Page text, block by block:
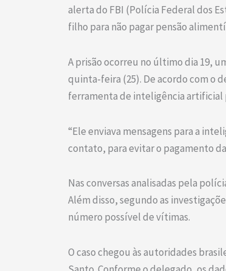
alerta do FBI (Polícia Federal dos
filho para não pagar pensão
A prisão ocorreu no último dia 19,
quinta-feira (25). De acordo com o
ferramenta de inteligência artificial
“Ele enviava mensagens para a
contato, para evitar o pagamento
Nas conversas analisadas pela
Além disso, segundo as
número possível de vítimas.
O caso chegou às autoridades